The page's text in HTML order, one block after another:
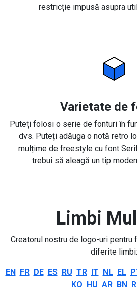
restricție impusă asupra
Varietate de
Puteți folosi o serie de fonturi în
dvs. Puteți adăuga o notă retro
mulțime de freestyle cu font
trebui să aleagă un tip
Limbi
Creatorul nostru de logo-uri
diferite limbi:
EN FR DE ES RU TR IT NL EL
KO HU AR BN